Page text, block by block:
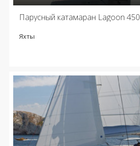
Парусный катамаран Lagoon 450
Яхты